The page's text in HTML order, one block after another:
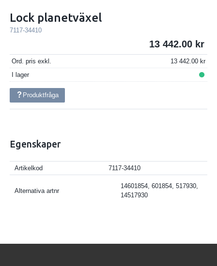
Lock planetväxel
7117-34410
13 442.00
Ord. pris exkl.
13 442.00
I lager
Produktfråga
Egenskaper
Artikelkod 7117-34410
Alternativa artnr
14601854, 601854, 517930,
14517930